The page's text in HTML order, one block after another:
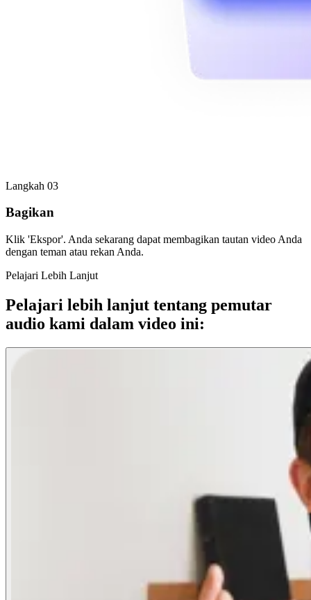
Langkah 03
Bagikan
Klik 'Ekspor'. Anda sekarang dapat membagikan tautan video Anda
dengan teman atau rekan Anda.
Pelajari Lebih Lanjut
Pelajari lebih lanjut tentang pemutar
audio kami dalam video ini: